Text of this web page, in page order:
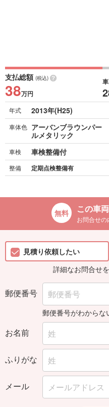
支払総額 (税込)
38万円
年式 2013年(H25)
車体色 アーバンブラウンパー
ルメタリック
車検 車検整備付
整備 定期点検整備有
この車
お問合せ
見積り依頼したい
詳細なお問合せ
郵便番号
郵便番号がわからな
お名前
ふりがな
メール